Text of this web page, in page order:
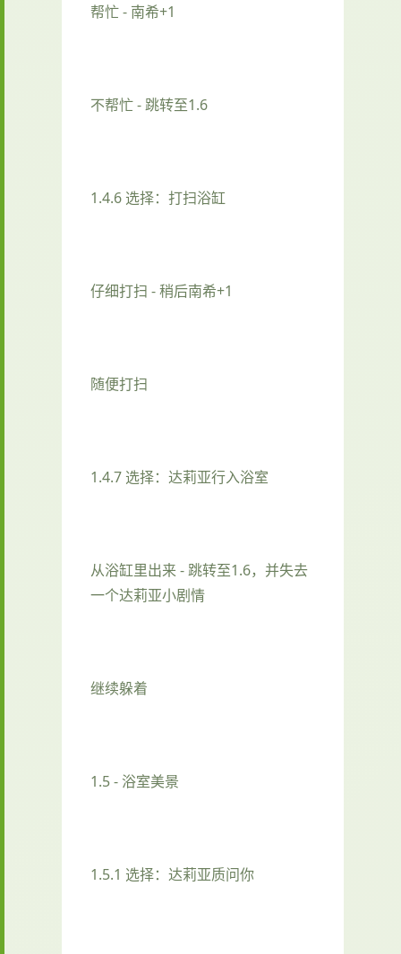
帮忙 - 南希+1
不帮忙 - 跳转至1.6
1.4.6 选择：打扫浴缸
仔细打扫 - 稍后南希+1
随便打扫
1.4.7 选择：达莉亚行入浴室
从浴缸里出来 - 跳转至1.6，并失去
一个达莉亚小剧情
继续躲着
1.5 - 浴室美景
1.5.1 选择：达莉亚质问你